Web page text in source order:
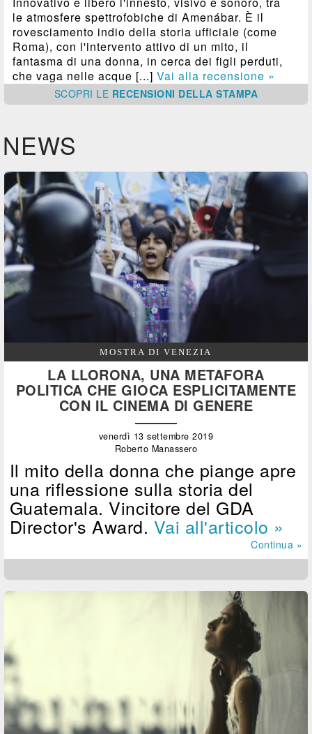
le atmosfere spettrofobiche di Amenábar. È il
rovesciamento indio della storia ufficiale (come
Roma), con l'intervento attivo di un mito, il
fantasma di una donna, in cerca dei figli perduti,
che vaga nelle acque [...]Vai alla recensione »
SCOPRI LE RECENSIONI DELLA STAMPA
NEWS
MOSTRA DI VENEZIA
LA LLORONA, UNA METAFORA
POLITICA CHE GIOCA ESPLICITAMENTE
CON IL CINEMA DI GENERE
venerdì 13 settembre 2019
Roberto Manassero
Il mito della donna che piange apre
una riflessione sulla storia del
Guatemala. Vincitore del GDA
Director's Award. Vai all'articolo »
Continua »